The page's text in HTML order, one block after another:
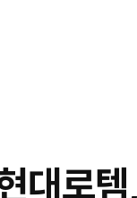
대로